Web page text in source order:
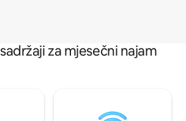
za mjesečni najam